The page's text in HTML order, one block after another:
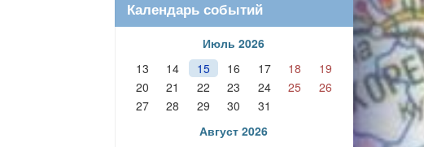
Календарь событий
Июль 2026
13
14 15 16 17 18
19
20
21 22 23 24 25
26
27
28 29 30
31
Август 2026